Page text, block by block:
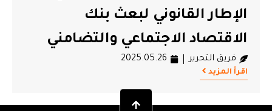
الإطار القانوني لبعث بنك
الاقتصاد الاجتماعي والتضامني
فريق التحرير 2025.05.26
اقرأ المزيد